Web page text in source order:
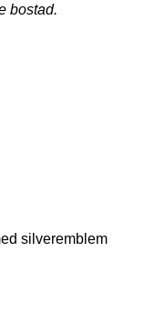
bostad.
silveremblem